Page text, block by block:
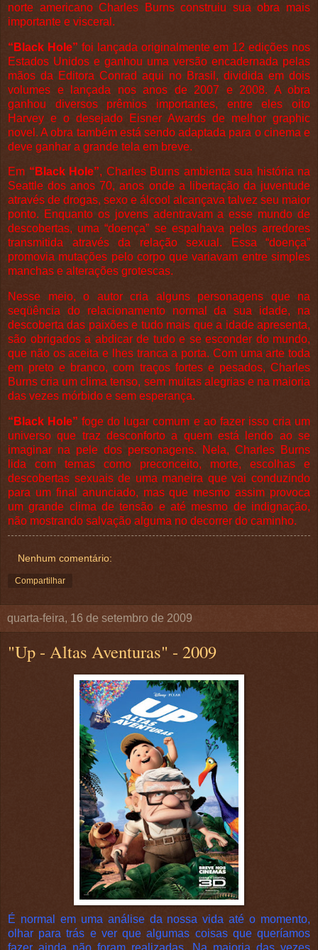
norte americano Charles Burns construiu sua obra mais
importante e visceral.
“Black Hole” foi lançada originalmente em 12 edições nos
Estados Unidos e ganhou uma versão encadernada pelas
mãos da Editora Conrad aqui no Brasil, dividida em dois
volumes e lançada nos anos de 2007 e 2008. A obra
ganhou diversos prêmios importantes, entre eles oito
Harvey e o desejado Eisner Awards de melhor graphic
novel. A obra também está sendo adaptada para o cinema e
deve ganhar a grande tela em breve.
Em “Black Hole”, Charles Burns ambienta sua história na
Seattle dos anos 70, anos onde a libertação da juventude
através de drogas, sexo e álcool alcançava talvez seu maior
ponto. Enquanto os jovens adentravam a esse mundo de
descobertas, uma “doença” se espalhava pelos arredores
transmitida através da relação sexual. Essa “doença”
promovia mutações pelo corpo que variavam entre simples
manchas e alterações grotescas.
Nesse meio, o autor cria alguns personagens que na
seqüência do relacionamento normal da sua idade, na
descoberta das paixões e tudo mais que a idade apresenta,
são obrigados a abdicar de tudo e se esconder do mundo,
que não os aceita e lhes tranca a porta. Com uma arte toda
em preto e branco, com traços fortes e pesados, Charles
Burns cria um clima tenso, sem muitas alegrias e na maioria
das vezes mórbido e sem esperança.
“Black Hole” foge do lugar comum e ao fazer isso cria um
universo que traz desconforto a quem está lendo ao se
imaginar na pele dos personagens. Nela, Charles Burns
lida com temas como preconceito, morte, escolhas e
descobertas sexuais de uma maneira que vai conduzindo
para um final anunciado, mas que mesmo assim provoca
um grande clima de tensão e até mesmo de indignação,
não mostrando salvação alguma no decorrer do caminho.
Nenhum comentário:
Compartilhar
quarta-feira, 16 de setembro de 2009
"Up - Altas Aventuras" - 2009
É normal em uma análise da nossa vida até o momento,
olhar para trás e ver que algumas coisas que queríamos
fazer ainda não foram realizadas. Na maioria das vezes